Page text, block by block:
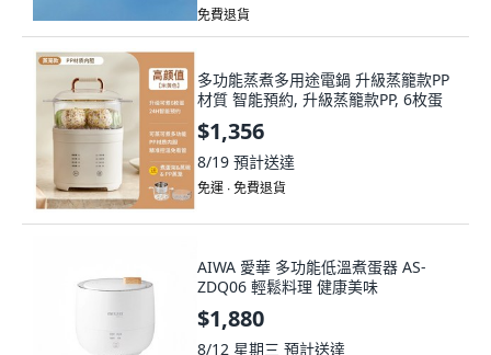
免費退貨
多功能蒸煮多用途電鍋 升級蒸籠款PP
材質 智能預約, 升級蒸籠款PP, 6枚蛋
$1,356
8/19 預計送達
免運 ∙ 免費退貨
AIWA 愛華 多功能低溫煮蛋器 AS-
ZDQ06 輕鬆料理 健康美味
$1,880
8/12 星期三 預計送達